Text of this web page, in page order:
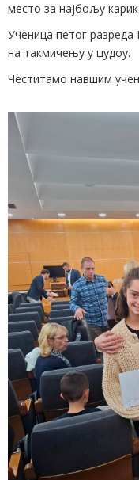
место за најбољу
Ученица петог разреда
на такмичењу у џудоу.
Честитамо навшим